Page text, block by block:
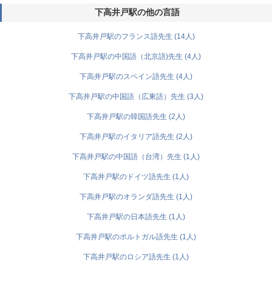
下高井戸駅の他の言語
下高井戸駅のフランス語先生 (14人)
下高井戸駅の中国語（北京語)先生 (4人)
下高井戸駅のスペイン語先生 (4人)
下高井戸駅の中国語（広東語）先生 (3人)
下高井戸駅の韓国語先生 (2人)
下高井戸駅のイタリア語先生 (2人)
下高井戸駅の中国語（台湾）先生 (1人)
下高井戸駅のドイツ語先生 (1人)
下高井戸駅のオランダ語先生 (1人)
下高井戸駅の日本語先生 (1人)
下高井戸駅のポルトガル語先生 (1人)
下高井戸駅のロシア語先生 (1人)